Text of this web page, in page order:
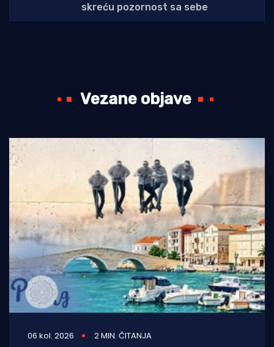
skreću pozornost sa sebe
Vezane objave
06 kol. 2026 2 MIN. ČITANJA